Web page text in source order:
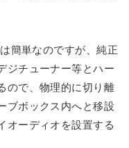
簡単なのですが、純正
ジチューナー等とハー
ので、物理的に切り離
ブボックス内へと移設
オーディオを設置する